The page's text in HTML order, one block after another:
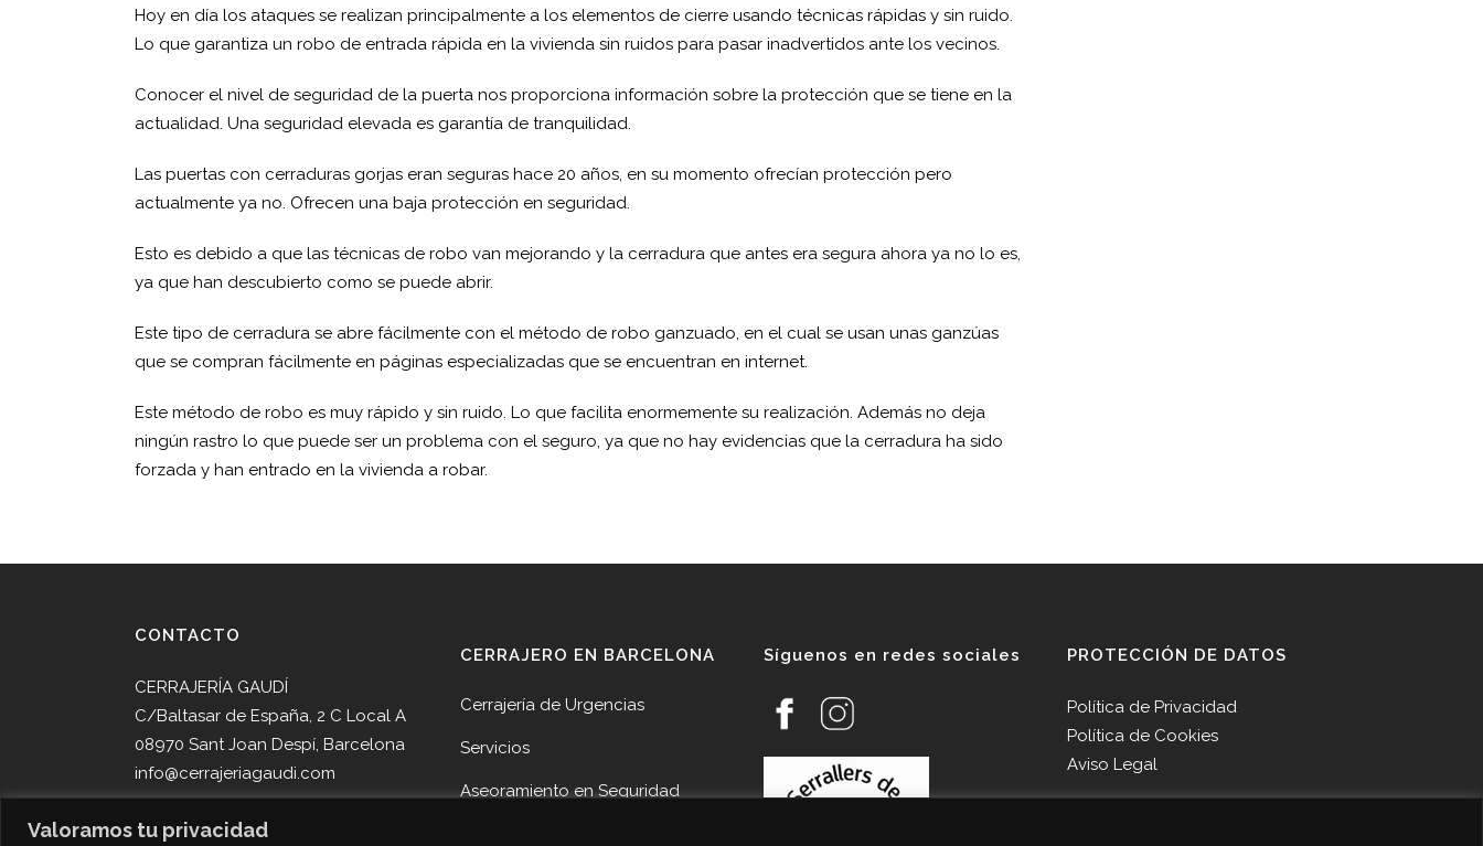
Valoramos tu privacidad
Hoy en día los ataques se realizan principalmente a los elementos de cierre usando técnicas rápidas y sin ruido.
Lo que garantiza un robo de entrada rápida en la vivienda sin ruidos para pasar inadvertidos ante los vecinos.
Conocer el nivel de seguridad de la puerta nos proporciona información sobre la protección que se tiene en la
actualidad. Una seguridad elevada es garantía de tranquilidad.
Las puertas con cerraduras gorjas eran seguras hace 20 años, en su momento ofrecían protección pero
actualmente ya no. Ofrecen una baja protección en seguridad.
Esto es debido a que las técnicas de robo van mejorando y la cerradura que antes era segura ahora ya no lo es,
ya que han descubierto como se puede abrir.
Este tipo de cerradura se abre fácilmente con el método de robo ganzuado, en el cual se usan unas ganzúas
que se compran fácilmente en páginas especializadas que se encuentran en internet.
Este método de robo es muy rápido y sin ruido. Lo que facilita enormemente su realización. Además no deja
ningún rastro lo que puede ser un problema con el seguro, ya que no hay evidencias que la cerradura ha sido
forzada y han entrado en la vivienda a robar.
CONTACTO
CERRAJERÍA GAUDÍ
C/Baltasar de España, 2 C Local A
08970 Sant Joan Despí, Barcelona
info@cerrajeriagaudi.com
Tel. 93 013 05 58
CERRAJERO EN BARCELONA
Cerrajería de Urgencias
Servicios
Aseoramiento en Seguridad
Síguenos en redes sociales PROTECCIÓN DE DATOS
Política de Privacidad
Política de Cookies
Aviso Legal